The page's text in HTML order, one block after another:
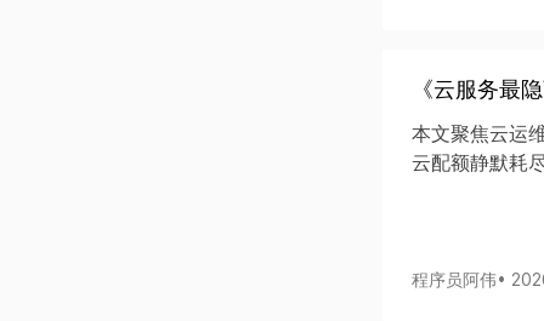
《云服务最
本文聚焦云运
云配额静默耗
程序员阿伟•